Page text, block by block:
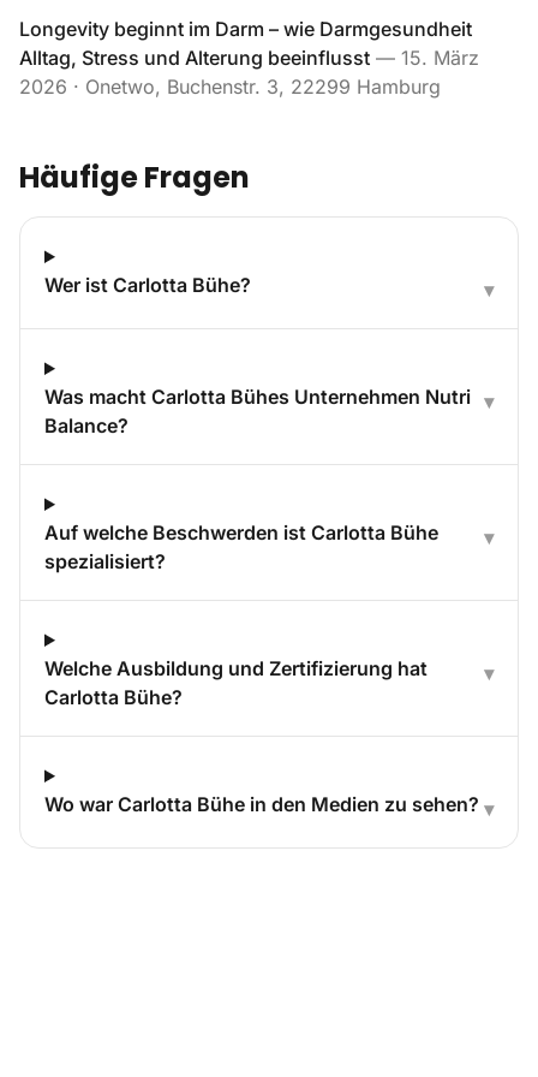
Longevity beginnt im Darm – wie Darmgesundheit
Alltag, Stress und Alterung beeinflusst — 15. März
2026 · Onetwo, Buchenstr. 3, 22299 Hamburg
Häufige Fragen
Wer ist Carlotta Bühe? ▾
Was macht Carlotta Bühes Unternehmen Nutri
Balance?
▾
Auf welche Beschwerden ist Carlotta Bühe
spezialisiert?
▾
Welche Ausbildung und Zertifizierung hat
Carlotta Bühe?
▾
Wo war Carlotta Bühe in den Medien zu sehen? ▾